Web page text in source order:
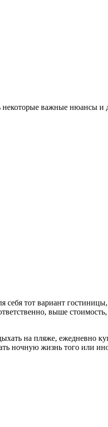
важные нюансы и
тот вариант
выше
на пляже, ежедневно
ночную жизнь того или